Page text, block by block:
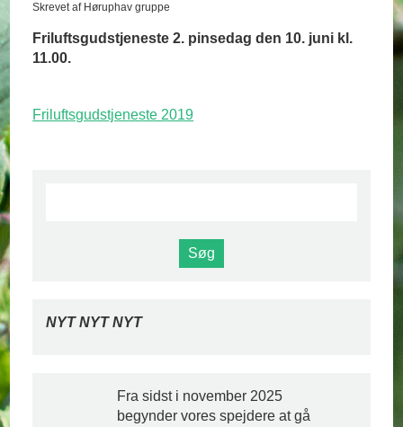
Skrevet af Høruphav gruppe
Friluftsgudstjeneste 2. pinsedag den 10. juni kl.
11.00.
Friluftsgudstjeneste 2019
NYT NYT NYT
Fra sidst i november 2025
begynder vores spejdere at gå